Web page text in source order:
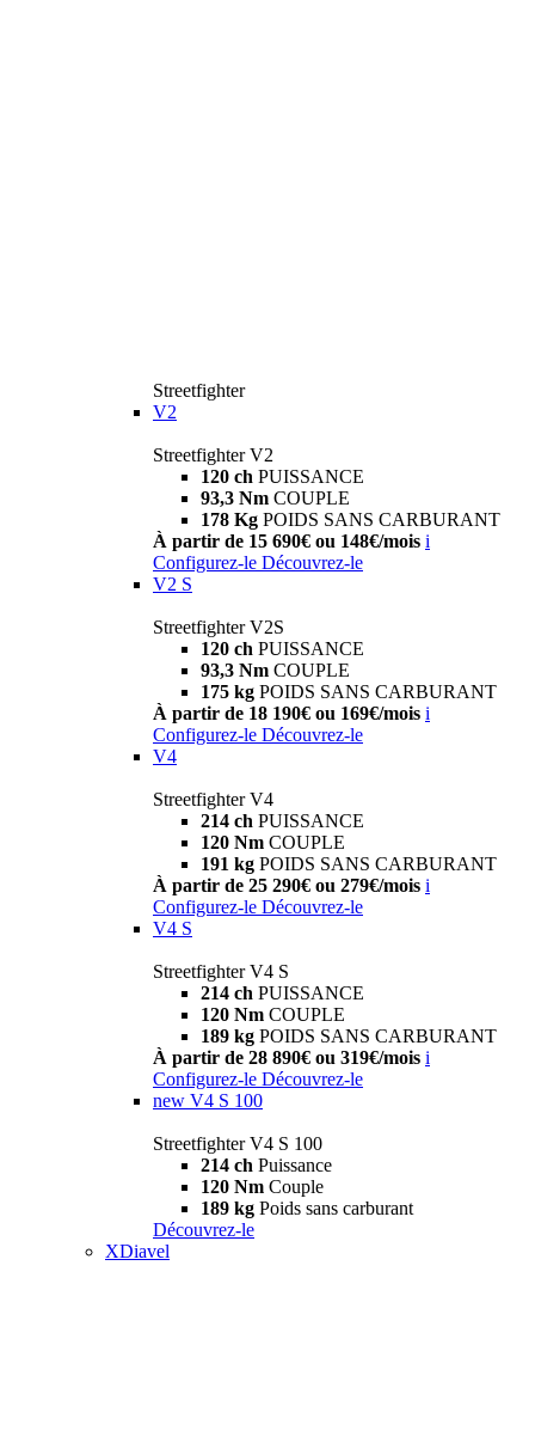
Streetfighter
V2
Streetfighter V2
120 ch PUISSANCE
93,3 Nm COUPLE
178 Kg POIDS SANS CARBURANT
À partir de 15 690€ ou 148€/mois i
Configurez-le Découvrez-le
V2 S
Streetfighter V2S
120 ch PUISSANCE
93,3 Nm COUPLE
175 kg POIDS SANS CARBURANT
À partir de 18 190€ ou 169€/mois i
Configurez-le Découvrez-le
V4
Streetfighter V4
214 ch PUISSANCE
120 Nm COUPLE
191 kg POIDS SANS CARBURANT
À partir de 25 290€ ou 279€/mois i
Configurez-le Découvrez-le
V4 S
Streetfighter V4 S
214 ch PUISSANCE
120 Nm COUPLE
189 kg POIDS SANS CARBURANT
À partir de 28 890€ ou 319€/mois i
Configurez-le Découvrez-le
new V4 S 100
Streetfighter V4 S 100
214 ch Puissance
120 Nm Couple
189 kg Poids sans carburant
Découvrez-le
XDiavel